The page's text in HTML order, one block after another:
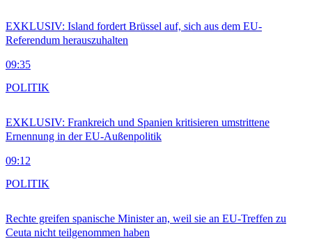
EXKLUSIV: Island fordert Brüssel auf, sich aus dem EU-
Referendum herauszuhalten
09:35
EXKLUSIV: Frankreich und Spanien kritisieren umstrittene
Ernennung in der EU-Außenpolitik
09:12
POLITIK
Rechte greifen spanische Minister an, weil sie an EU-Treffen zu
Ceuta nicht teilgenommen haben
POLITIK